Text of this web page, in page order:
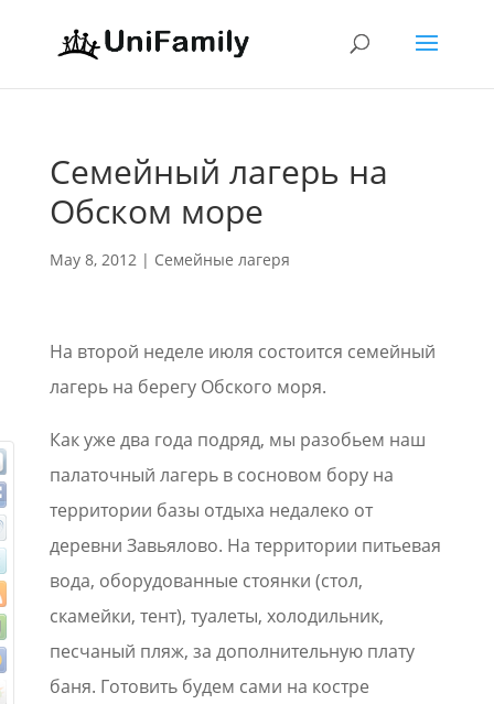
Семейный лагерь на
Обском море
May 8, 2012| Семейные лагеря
На второй неделе июля состоится семейный
лагерь на берегу Обского моря.
Как уже два года подряд, мы разобьем наш
палаточный лагерь в сосновом бору на
территории базы отдыха недалеко от
деревни Завьялово. На территории питьевая
вода, оборудованные стоянки (стол,
скамейки, тент), туалеты, холодильник,
песчаный пляж, за дополнительную плату
баня. Готовить будем сами на костре